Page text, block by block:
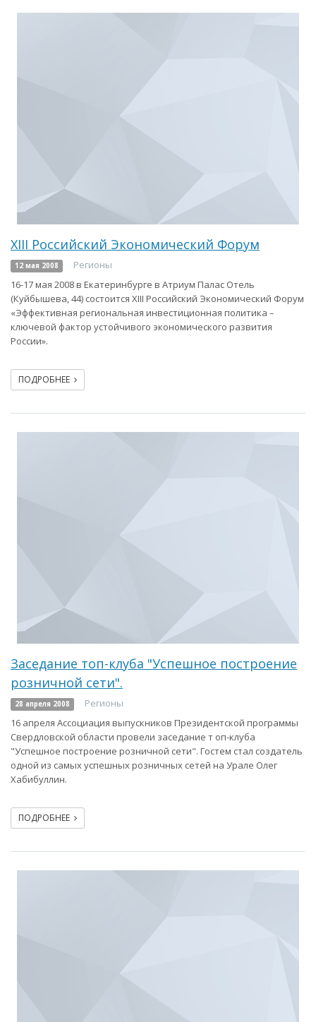
XIII Российский Экономический Форум
12 мая 2008
Регионы
16-17 мая 2008 в Екатеринбурге в Атриум Палас Отель
(Куйбышева, 44) состоится XIII Российский Экономический Форум
«Эффективная региональная инвестиционная политика –
ключевой фактор устойчивого экономического развития
России».
ПОДРОБНЕЕ
Заседание топ-клуба "Успешное построение
розничной сети".
28 апреля 2008
Регионы
16 апреля Ассоциация выпускников Президентской программы
Свердловской области провели заседание т оп-клуба
"Успешное построение розничной сети". Гостем стал создатель
одной из самых успешных розничных сетей на Урале Олег
Хабибуллин.
ПОДРОБНЕЕ